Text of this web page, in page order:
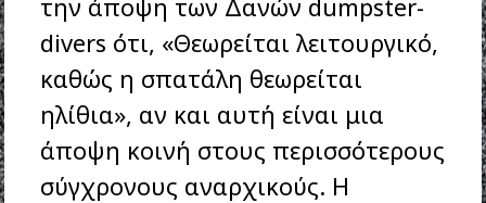
divers ότι, «Θεωρείται λειτουργικό,
καθώς η σπατάλη θεωρείται
ηλίθια», αν και αυτή είναι μια
άποψη κοινή στους περισσότερους
σύγχρονους αναρχικούς. Η